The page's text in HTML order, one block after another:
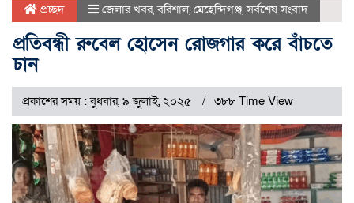
প্রচ্ছদ জেলার খবর,বরিশাল, মেহেন্দিগঞ্জ,সর্বশেষ সংবাদ
প্রতিবন্ধী রুবেল হোসেন রোজগার করে বাঁচতে
চান
প্রকাশের সময় : বুধবার, ৯ জুলাই, ২০২৫ ৩৮৮ Time View